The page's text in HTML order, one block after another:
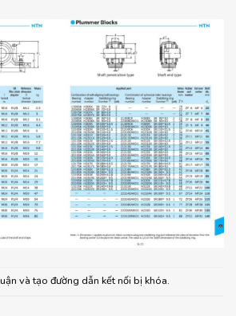
và tạo đường dẫn kết nối bị khóa.